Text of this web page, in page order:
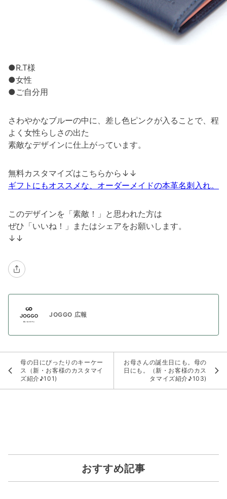
●R.T様
●女性
●ご自分用
さわやかなブルーの中に、差し色ピンクが入ることで、程
よく女性らしさの出た
素敵なデザインに仕上がっています。
無料カスタマイズはこちらから↓↓
ギフトにもオススメな、オーダーメイドの本革名刺入れ。
このデザインを「素敵！」と思われた方は
ぜひ「いいね！」またはシェアをお願いします。
↓↓
JOGGO 広報
母の日にぴったりのキーケー
ス（新・お客様のカスタマイ
ズ紹介♪101)
お母さんの誕生日にも。母の
日にも。（新・お客様のカス
タマイズ紹介♪103)
おすすめ記事